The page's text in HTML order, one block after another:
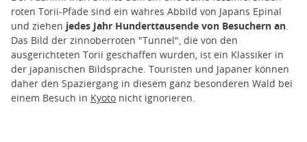
roten Torii-Pfade sind ein wahres Abbild von Japans Epinal
und ziehen jedes Jahr Hunderttausende von Besuchern an
Das Bild der zinnoberroten "Tunnel", die von den
ausgerichteten Torii geschaffen wurden, ist ein Klassiker in
der japanischen Bildsprache. Touristen und Japaner können
daher den Spaziergang in diesem ganz besonderen Wald bei
einem Besuch in Kyoto nicht ignorieren.